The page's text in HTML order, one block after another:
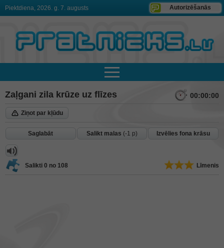
Piektdiena, 2026. g. 7. augusts Autorizēšanās
Zaļgani zila krūze uz flīzes 00:00:00
Ziņot par kļūdu
Saglabāt Salikt malas (-1 p) Izvēlies fona krāsu
Salikti 0 no 108 Līmenis